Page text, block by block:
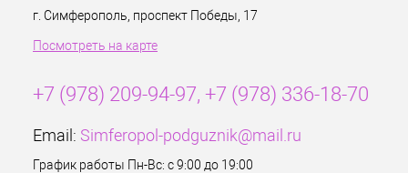
г. Симферополь, проспект Победы, 17
Посмотреть на карте
+7 (978) 209-94-97, +7 (978) 336-18-70
Email: Simferopol-podguznik@mail.ru
График работы Пн-Вс: с 9:00 до 19:00